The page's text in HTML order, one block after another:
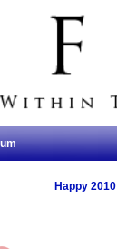
Happy 2010